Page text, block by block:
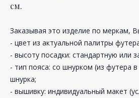
см.
Заказывая это изделие по меркам,
- цвет из актуальной палитры
- высоту посадки: стандартную или
- тип пояса: со шнурком (из футера
шнурка;
- вышивку: индивидуальный макет